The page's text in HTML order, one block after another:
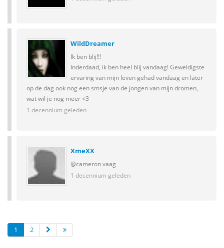
WildDreamer
Ik ben blij!!!
Inderdaad, ik ben heel blij vandaag! Geweldigste
ervaring van mijn leven gehad vandaag en later
op de dag ook nog een smsje van de jongen van mijn dromen,
wat wil je nog meer <3
1 decennium geleden
XmeXX
@cameron vaag
1 decennium geleden
1 2